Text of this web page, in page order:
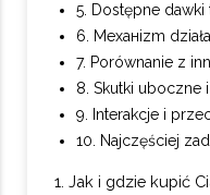
5. Dostępne dawki
6. Mеханizm
7. Porównanie z
8. Skutki uboczne
9. Interakcje i
10. Najczęściej
1. Jak i gdzie kupić